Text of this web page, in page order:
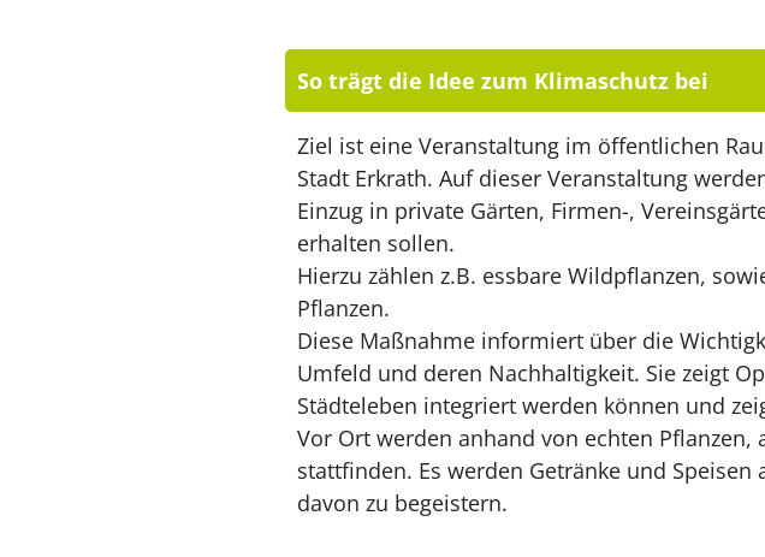
So trägt die Idee zum Klimaschutz bei
Ziel ist eine Veranstaltung im öffentlichen
Stadt Erkrath. Auf dieser Veranstaltung
Einzug in private Gärten, Firmen-,
erhalten sollen.
Hierzu zählen z.B. essbare Wildpflanzen,
Pflanzen.
Diese Maßnahme informiert über die
Umfeld und deren Nachhaltigkeit. Sie zeigt
Städteleben integriert werden können und
Vor Ort werden anhand von echten
stattfinden. Es werden Getränke und
davon zu begeistern.